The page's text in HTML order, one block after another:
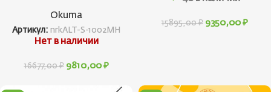
Okuma
Артикул: nrkALT-S-1002MH
Нет в наличии
16677,00₽ 9810,00 ₽
15895,00₽ 9350,00 ₽